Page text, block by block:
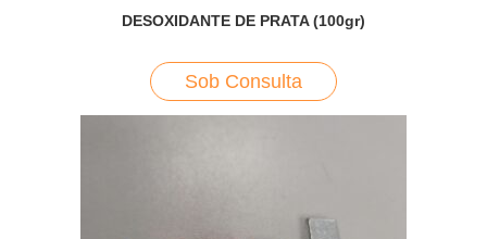
DESOXIDANTE DE PRATA (100gr)
Sob Consulta